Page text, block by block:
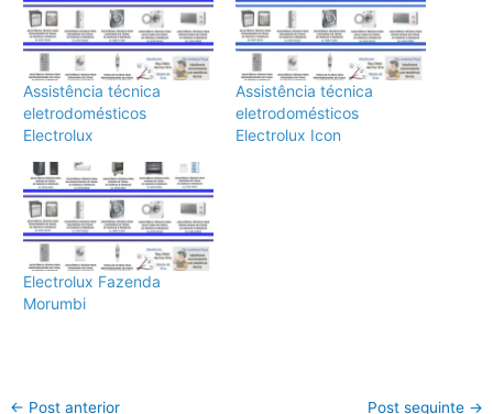
Assistência técnica
eletrodomésticos
Electrolux
Assistência técnica
eletrodomésticos
Electrolux Icon
Electrolux Fazenda
Morumbi
← Post anterior Post seguinte →